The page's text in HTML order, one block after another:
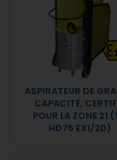
ASPIRATEUR DE
CAPACITÉ,
POUR LA ZONE 21
HD75 EX1/2D)